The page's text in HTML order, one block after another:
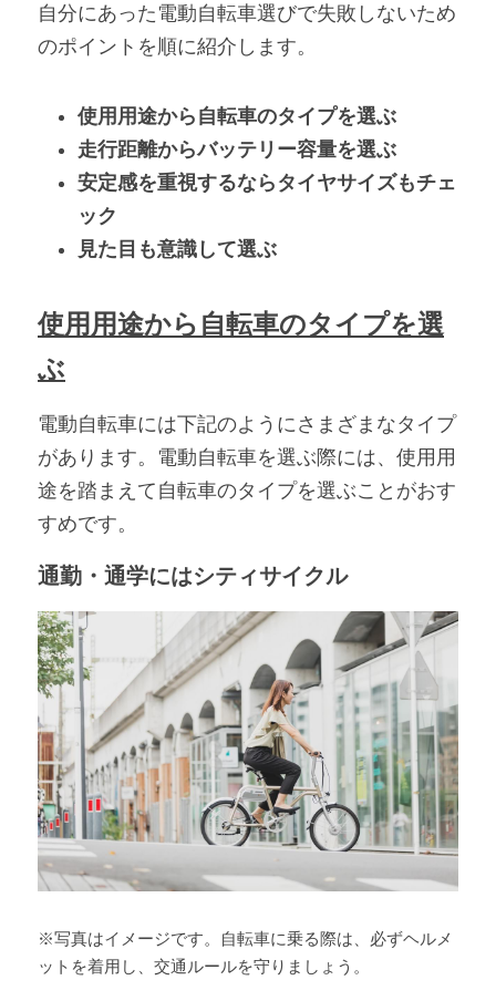
自分にあった電動自転車選びで失敗しないため
のポイントを順に紹介します。
使用用途から自転車のタイプを選ぶ
走行距離からバッテリー容量を選ぶ
安定感を重視するならタイヤサイズもチェ
ック
見た目も意識して選ぶ
使用用途から自転車のタイプを選
ぶ
電動自転車には下記のようにさまざまなタイプ
があります。電動自転車を選ぶ際には、使用用
途を踏まえて自転車のタイプを選ぶことがおす
すめです。
通勤・通学にはシティサイクル
※写真はイメージです。自転車に乗る際は、必ずヘルメ
ットを着用し、交通ルールを守りましょう。